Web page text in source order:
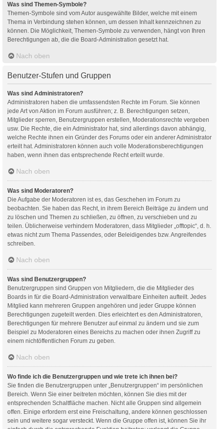
Was sind Themen-Symbole?
Themen-Symbole sind vom Autor ausgewählte Bilder, welche mit einem
Thema in Verbindung stehen können, um dessen Inhalt kennzeichnen zu
können. Die Möglichkeit, Themen-Symbole zu verwenden, hängt von Ihren
Berechtigungen ab, die die Board-Administration gesetzt hat.
Nach oben
Benutzer-Stufen und Gruppen
Was sind Administratoren?
Administratoren haben die umfassendsten Rechte im Forum. Sie können
jede Art von Aktion im Forum ausführen; z. B. Berechtigungen setzen,
Mitglieder sperren, Benutzergruppen erstellen, Moderationsrechte vergeben
usw. Die Rechte, die ein Administrator hat, sind allerdings davon abhängig,
welche Rechte ihnen ein Gründer des Forums oder ein anderer Administrator
erteilt hat. Administratoren können auch volle Moderationsberechtigungen
haben, wenn ihnen das entsprechende Recht erteilt wurde.
Nach oben
Was sind Moderatoren?
Die Aufgabe der Moderatoren ist es, das Geschehen im Forum zu
beobachten. Sie haben das Recht, in ihrem Bereich Beiträge zu ändern und
zu löschen und Themen zu schließen, zu öffnen, zu verschieben und zu
teilen. Üblicherweise verhindern Moderatoren, dass Mitglieder „offtopic“, d. h.
etwas nicht zum Thema Passendes, oder Beleidigendes bzw. Angreifendes
schreiben.
Nach oben
Was sind Benutzergruppen?
Benutzergruppen sind Gruppen von Mitgliedern, die die Mitglieder des
Boards in für die Board-Administration verwaltbare Einheiten aufteilt. Jedes
Mitglied kann mehreren Gruppen angehören und jeder Gruppe können
Berechtigungen zugeteilt werden. Dies erleichtert es den Administratoren,
Berechtigungen für mehrere Benutzer auf einmal zu ändern und sie zum
Beispiel zu Moderatoren eines Bereichs zu machen oder ihnen Zugriff zu
einem nichtöffentlichen Forum zu geben.
Nach oben
Wo finde ich die Benutzergruppen und wie trete ich ihnen bei?
Sie finden die Benutzergruppen unter „Benutzergruppen“ im persönlichen
Bereich. Wenn Sie einer beitreten möchten, können Sie dies mit der
entsprechenden Schaltfläche machen. Nicht alle Gruppen sind allgemein
offen. Einige erfordern erst eine Freischaltung, andere können geschlossen
sein und weitere sogar versteckt. Wenn die Gruppe offen ist, können Sie ihr